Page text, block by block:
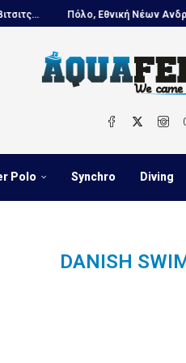
Πόλο, Εθνική Νέων Ανδρών...
Polo Synchro Diving
DANISH